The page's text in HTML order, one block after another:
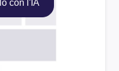
con l'IA